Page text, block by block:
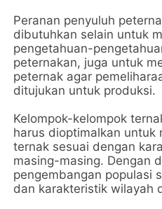
Peranan penyuluh
dibutuhkan selain untuk
pengetahuan-
peternakan, juga untuk
peternak agar
ditujukan untuk produksi.
Kelompok-kelompok
harus dioptimalkan untuk
ternak sesuai dengan
masing-masing. Dengan
pengembangan populasi
dan karakteristik wilayah